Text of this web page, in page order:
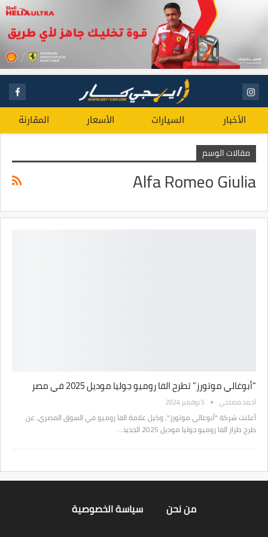
الأخبار السيارات الأسعار المقارنة
مقالات الوسم
Alfa Romeo Giulia
“أبوغالي موتورز” تطرح الفا روميو جوليا موديل 2025 في مصر
أحمد مصلحي 5 نوفمبر 2024
أعلنت شركة "أبوغالي موتورز"، وكيل علامة الفا روميو في السوق المصري، عن
طرح طراز الفا روميو جوليا موديل 2025 الجديد…
من نحن سياسة الخصوصية